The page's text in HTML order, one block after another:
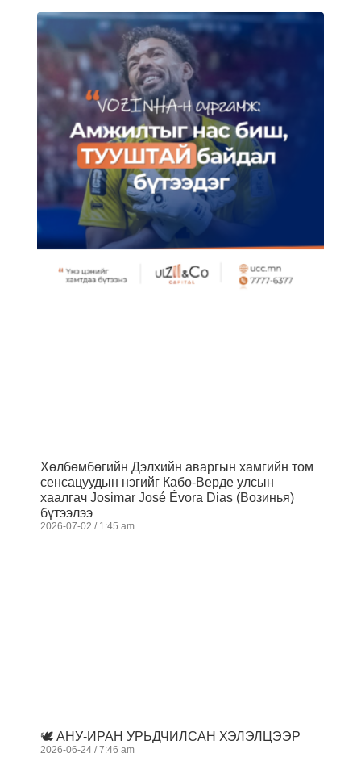
Хөлбөмбөгийн Дэлхийн аваргын хамгийн том
сенсацуудын нэгийг Кабо-Верде улсын
хаалгач Josimar José Évora Dias (Возинья)
бүтээлээ
2026-07-02 1:45 am
🕊️ АНУ-ИРАН УРЬДЧИЛСАН ХЭЛЭЛЦЭЭР
2026-06-24 7:46 am